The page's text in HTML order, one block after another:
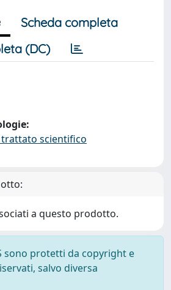
Scheda completa
(DC)
scientifico
a questo prodotto.
sono protetti da copyright e
salvo diversa